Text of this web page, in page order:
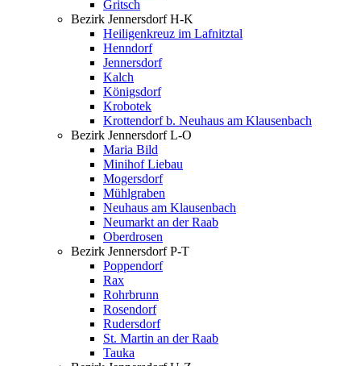
Gritsch
Bezirk Jennersdorf H-K
Heiligenkreuz im Lafnitztal
Henndorf
Jennersdorf
Kalch
Königsdorf
Krobotek
Krottendorf b. Neuhaus am Klausenbach
Bezirk Jennersdorf L-O
Maria Bild
Minihof Liebau
Mogersdorf
Mühlgraben
Neuhaus am Klausenbach
Neumarkt an der Raab
Oberdrosen
Bezirk Jennersdorf P-T
Poppendorf
Rax
Rohrbrunn
Rosendorf
Rudersdorf
St. Martin an der Raab
Tauka